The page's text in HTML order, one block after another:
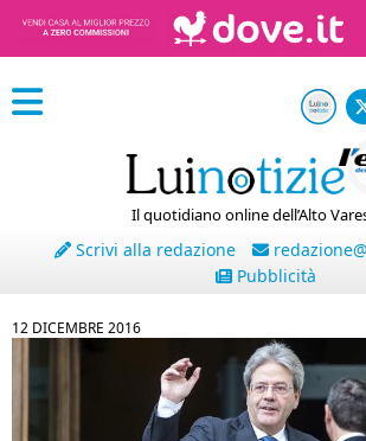
Il quotidiano online dell’Alto
Scrivi alla redazione
Pubblicità
12 DICEMBRE 2016